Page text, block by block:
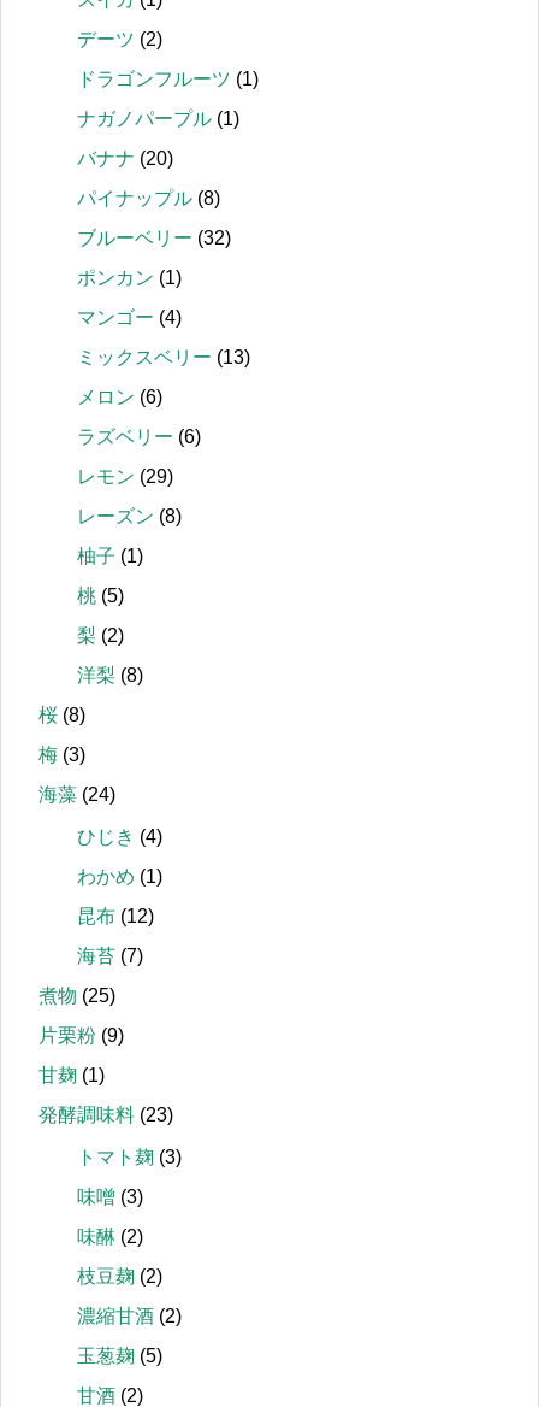
デーツ (2)
ドラゴンフルーツ (1)
ナガノパープル (1)
バナナ (20)
パイナップル (8)
ブルーベリー (32)
ポンカン (1)
マンゴー (4)
ミックスベリー (13)
メロン (6)
ラズベリー (6)
レモン (29)
レーズン (8)
柚子 (1)
桃 (5)
梨 (2)
洋梨 (8)
桜 (8)
梅 (3)
海藻 (24)
ひじき (4)
わかめ (1)
昆布 (12)
海苔 (7)
煮物 (25)
片栗粉 (9)
甘麹 (1)
発酵調味料 (23)
トマト麹 (3)
味噌 (3)
味醂 (2)
枝豆麹 (2)
濃縮甘酒 (2)
玉葱麹 (5)
甘酒 (2)